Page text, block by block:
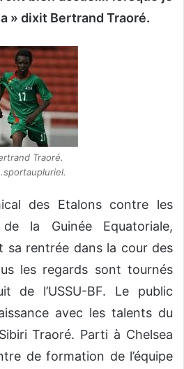
» dixit Bertrand Traoré.
Traoré.
des Etalons contre les
la Guinée Equatoriale,
sa rentrée dans la cour des
les regards sont tournés
de l’USSU-BF. Le public
avec les talents du
Traoré. Parti à Chelsea
de formation de l’équipe